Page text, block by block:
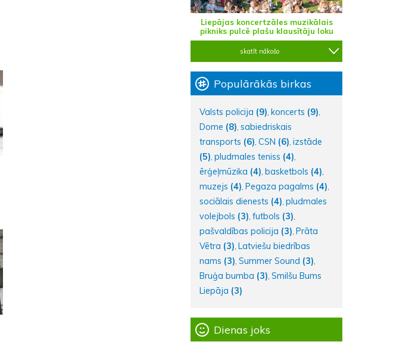
Liepājas koncertzāles muzikālais
pikniks pulcē plašu klausītāju loku
skatīt nākošo
Populārākās birkas
Valsts policija (9), koncerts (9),
Dome (8), sabiedriskais
transports (6), CSN (6), izstāde
(5), pludmales teniss (4),
ērģeļmūzika (4), basketbols (4),
muzejs (4), Pegaza pagalms (4),
sociālais dienests (4), pludmales
volejbols (3), futbols (3),
pašvaldības policija (3), Prāta
Vētra (3), Latviešu biedrības
nams (3), Summer Sound (3),
Bruģa bumba (3), Smilšu Bums
Liepāja (3)
Dienas joks